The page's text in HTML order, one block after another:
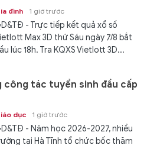
đình 1 giờ trước
- Trực tiếp kết quả xổ số
Max 3D thứ Sáu ngày 7/8 bắt
lúc 18h. Tra KQXS Vietlott 3D...
công tác tuyển sinh đầu cấp
dục 1 giờ trước
- Năm học 2026-2027, nhiều
tại Hà Tĩnh tổ chức bốc thăm